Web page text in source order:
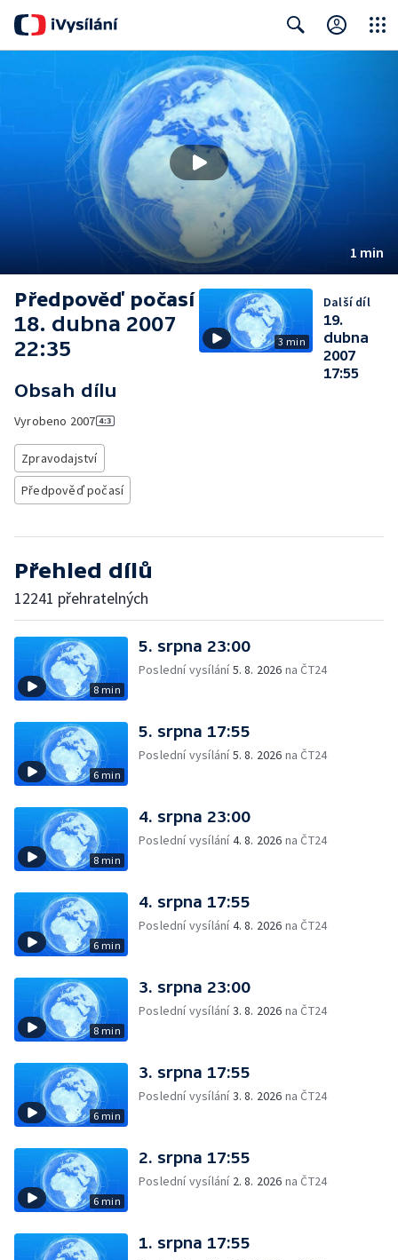
1 min
Předpověď počasí
18. dubna 2007
22:35
Obsah dílu
Vyrobeno 2007
Zpravodajství
Předpověď počasí
3 min
Další díl
19.
dubna
2007
17:55
Přehled dílů
12241 přehratelných
8 min
5. srpna 23:00
Poslední vysílání5. 8. 2026 na ČT24
6 min
5. srpna 17:55
Poslední vysílání5. 8. 2026 na ČT24
8 min
4. srpna 23:00
Poslední vysílání4. 8. 2026 na ČT24
6 min
4. srpna 17:55
Poslední vysílání4. 8. 2026 na ČT24
8 min
3. srpna 23:00
Poslední vysílání3. 8. 2026 na ČT24
6 min
3. srpna 17:55
Poslední vysílání3. 8. 2026 na ČT24
6 min
2. srpna 17:55
Poslední vysílání 2. 8. 2026 na ČT24
1. srpna 17:55